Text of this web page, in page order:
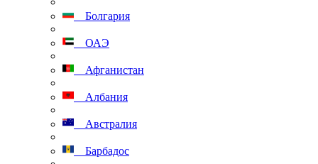
Болгария
ОАЭ
Афганистан
Албания
Австралия
Барбадос